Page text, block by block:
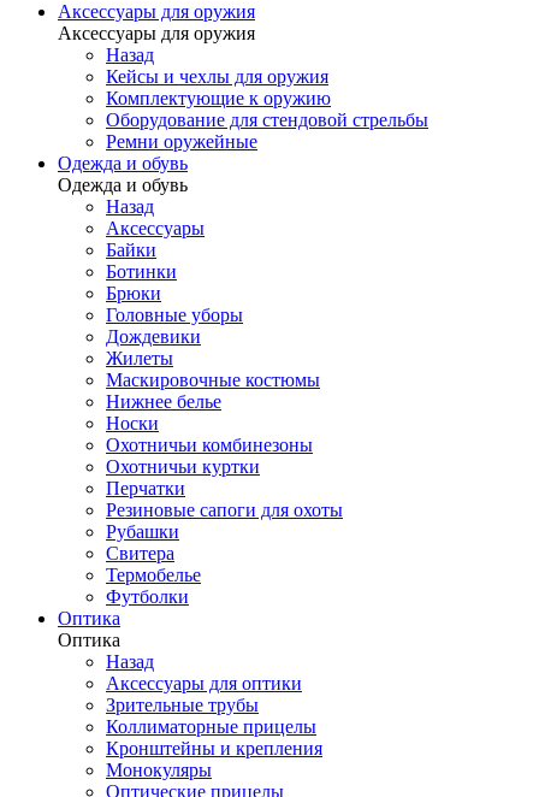
Аксессуары для оружия
Аксессуары для оружия
Назад
Кейсы и чехлы для оружия
Комплектующие к оружию
Оборудование для стендовой стрельбы
Ремни оружейные
Одежда и обувь
Одежда и обувь
Назад
Аксессуары
Байки
Ботинки
Брюки
Головные уборы
Дождевики
Жилеты
Маскировочные костюмы
Нижнее белье
Носки
Охотничьи комбинезоны
Охотничьи куртки
Перчатки
Резиновые сапоги для охоты
Рубашки
Свитера
Термобелье
Футболки
Оптика
Оптика
Назад
Аксессуары для оптики
Зрительные трубы
Коллиматорные прицелы
Кронштейны и крепления
Монокуляры
Оптические прицелы